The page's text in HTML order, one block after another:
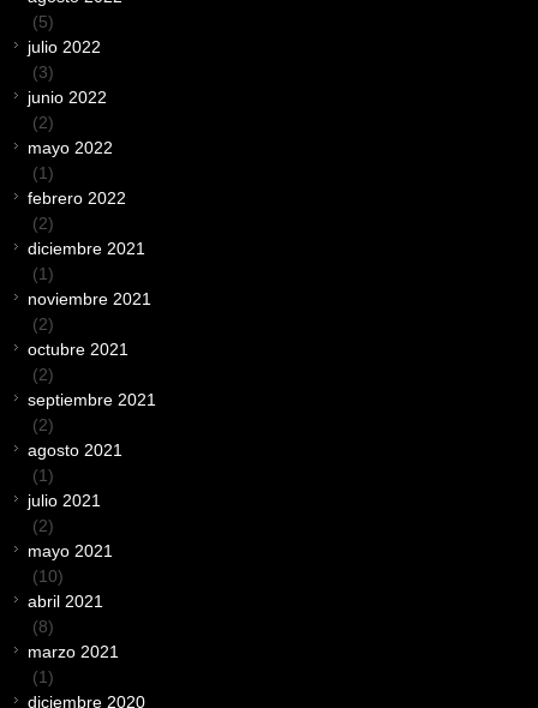
(5)
julio 2022
(3)
junio 2022
(2)
mayo 2022
(1)
febrero 2022
(2)
diciembre 2021
(1)
noviembre 2021
(2)
octubre 2021
(2)
septiembre 2021
(2)
agosto 2021
(1)
julio 2021
(2)
mayo 2021
(10)
abril 2021
(8)
marzo 2021
(1)
diciembre 2020